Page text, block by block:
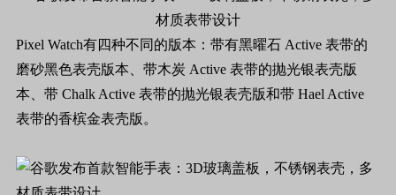
Pixel Watch有四种不同的版本：带有黑曜石 Active 表带的
磨砂黑色表壳版本、带木炭 Active 表带的抛光银表壳版
本、带 Chalk Active 表带的抛光银表壳版和带 Hael Active
表带的香槟金表壳版。